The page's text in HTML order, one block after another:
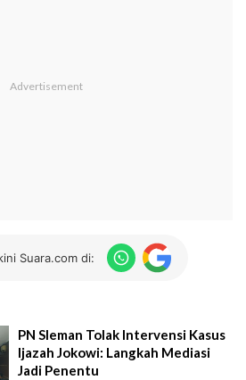
Suara.com di:
PN Sleman Tolak Intervensi Kasus
Ijazah Jokowi: Langkah Mediasi
Jadi Penentu